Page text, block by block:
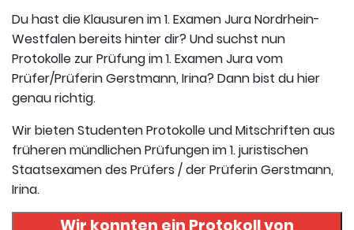
Du hast die Klausuren im 1. Examen Jura Nordrhein-
Westfalen bereits hinter dir? Und suchst nun
Protokolle zur Prüfung im 1. Examen Jura vom
Prüfer/Prüferin Gerstmann, Irina? Dann bist du hier
genau richtig.
Wir bieten Studenten Protokolle und Mitschriften aus
früheren mündlichen Prüfungen im 1. juristischen
Staatsexamen des Prüfers / der Prüferin Gerstmann,
Irina.
Wir konnten ein Protokoll von